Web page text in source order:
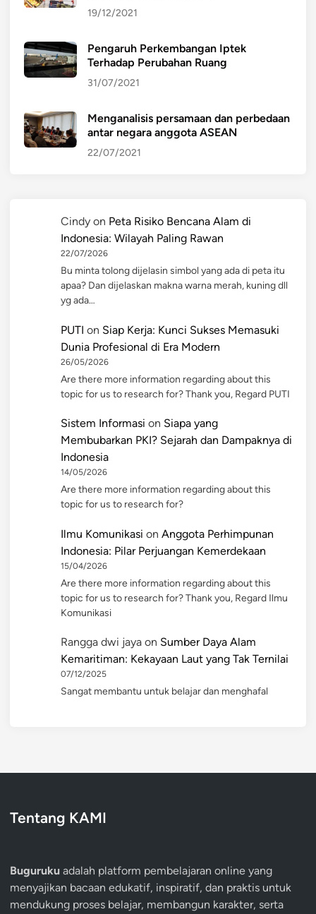
19/12/2021
Pengaruh Perkembangan Iptek
Terhadap Perubahan Ruang
31/07/2021
Menganalisis persamaan dan perbedaan
antar negara anggota ASEAN
22/07/2021
Cindy on Peta Risiko Bencana Alam di
Indonesia: Wilayah Paling Rawan
22/07/2026
Bu minta tolong dijelasin simbol yang ada di peta itu
apaa? Dan dijelaskan makna warna merah, kuning dll
yg ada…
PUTI on Siap Kerja: Kunci Sukses Memasuki
Dunia Profesional di Era Modern
26/05/2026
Are there more information regarding about this
topic for us to research for? Thank you, Regard PUTI
Sistem Informasi on Siapa yang
Membubarkan PKI? Sejarah dan Dampaknya di
Indonesia
14/05/2026
Are there more information regarding about this
topic for us to research for?
Ilmu Komunikasi on Anggota Perhimpunan
Indonesia: Pilar Perjuangan Kemerdekaan
15/04/2026
Are there more information regarding about this
topic for us to research for? Thank you, Regard Ilmu
Komunikasi
Rangga dwi jaya on Sumber Daya Alam
Kemaritiman: Kekayaan Laut yang Tak Ternilai
07/12/2025
Sangat membantu untuk belajar dan menghafal
Tentang KAMI
Buguruku adalah platform pembelajaran online yang
menyajikan bacaan edukatif, inspiratif, dan praktis untuk
mendukung proses belajar, membangun karakter, serta